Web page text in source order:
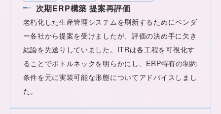
次期ERP構築 提案再評価
老朽化した生産管理システムを刷新するためにベンダ
ー各社から提案を受けましたが、評価の決め手に欠き
結論を先送りしていました。ITRは各工程を可視化す
ることでボトルネックを明らかにし、ERP特有の制約
条件を元に実装可能な形態についてアドバイスしまし
た。